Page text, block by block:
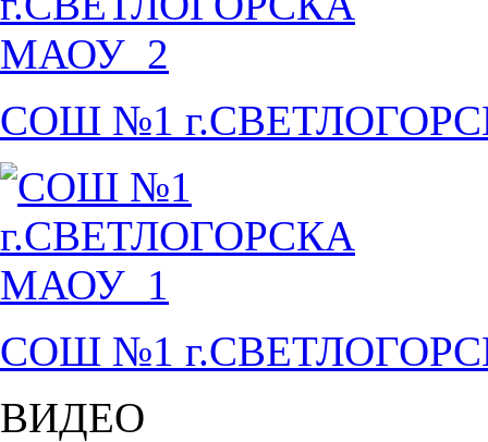
СОШ №1
СОШ №1
ВИДЕО